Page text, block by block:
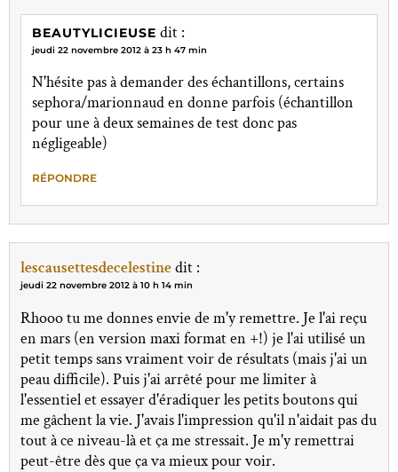
BEAUTYLICIEUSE dit :
jeudi 22 novembre 2012 à 23 h 47 min
N'hésite pas à demander des échantillons, certains
sephora/marionnaud en donne parfois (échantillon
pour une à deux semaines de test donc pas
négligeable)
RÉPONDRE
lescausettesdecelestinedit :
jeudi 22 novembre 2012 à 10 h 14 min
Rhooo tu me donnes envie de m'y remettre. Je l'ai reçu
en mars (en version maxi format en +!) je l'ai utilisé un
petit temps sans vraiment voir de résultats (mais j'ai un
peau difficile). Puis j'ai arrêté pour me limiter à
l'essentiel et essayer d'éradiquer les petits boutons qui
me gâchent la vie. J'avais l'impression qu'il n'aidait pas du
tout à ce niveau-là et ça me stressait. Je m'y remettrai
peut-être dès que ça va mieux pour voir.